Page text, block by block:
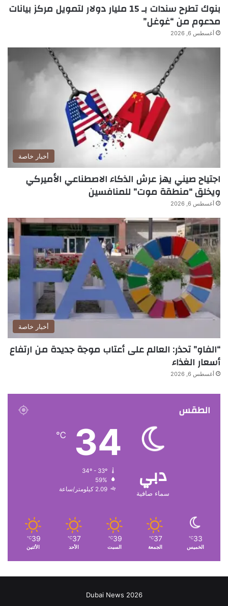
بنوك تطرح سندات بـ 15 مليار دولار لتمويل مركز بيانات
مدعوم من “غوغل”
أغسطس 6, 2026
أخبار خاصة
اجتياح صيني يهز عرش الذكاء الاصطناعي الأميركي
ويخلق “منطقة موت” للمنافسين
أغسطس 6, 2026
أخبار خاصة
“الفاو” تحذر: العالم على أعتاب موجة جديدة من ارتفاع
أسعار الغذاء
أغسطس 6, 2026
الطقس
دبي
سماء صافية
34
℃
59%
2.09 كيلومتر/ساعة
33
℃
الخميس
37
℃
الجمعة
39
℃
السبت
37
℃
الأحد
39
℃
الأثنين
Dubai News 2026